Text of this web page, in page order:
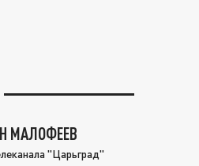
МАЛОФЕЕВ
"Царьград"